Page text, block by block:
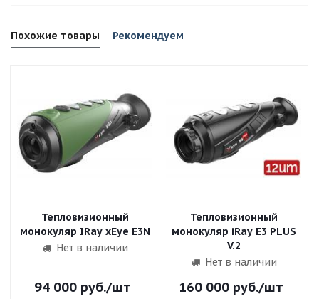
Похожие товары Рекомендуем
Тепловизионный
монокуляр IRay xEye E3N
Нет в наличии
94 000руб./шт
Тепловизионный
монокуляр iRay E3 PLUS
V.2
Нет в наличии
160 000 руб./шт